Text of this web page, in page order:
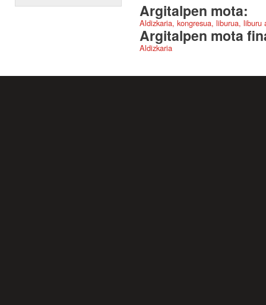
Argitalpen mota:
Aldizkaria, kongresua, liburua,
Argitalpen mota
Aldizkaria